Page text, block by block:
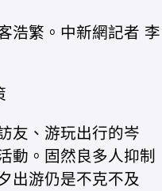
浩繁。中新網記者 李
友、游玩出行的岑
動。固然良多人抑制
出游仍是不克不及